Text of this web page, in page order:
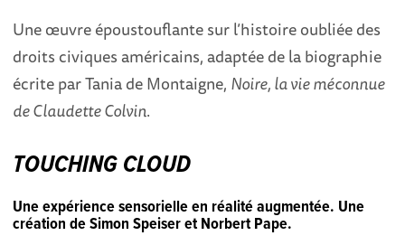
Une œuvre époustouflante sur l’histoire oubliée des
droits civiques américains, adaptée de la biographie
écrite par Tania de Montaigne, Noire, la vie méconnue
de Claudette Colvin.
TOUCHING CLOUD
Une expérience sensorielle en réalité augmentée. Une
création de Simon Speiser et Norbert Pape.